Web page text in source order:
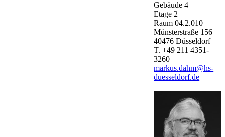
Gebäude4
Etage 2
Raum04.2.010
Münsterstraße 156
40476Düsseldorf
T.+49 211 4351-
3260
markus.dahm@hs-
duesseldorf.de